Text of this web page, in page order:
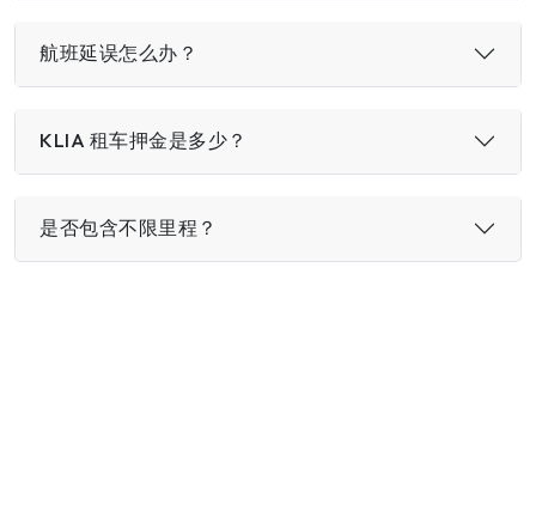
航班延误怎么办？
KLIA 租车押金是多少？
是否包含不限里程？